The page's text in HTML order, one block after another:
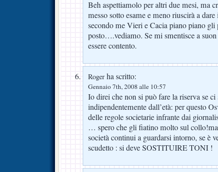
Beh aspettiamolo per altri due mesi, ma
messo sotto esame e meno riuscirà a
secondo me Vieri e Cacia piano piano gli
posto….vediamo. Se mi smentisce a
essere contento.
Roger ha scritto:
Gennaio 7th, 2008 alle 10:57
Io direi che non si può fare la riserva se ci
indipendentemente dall’età: per questo
delle regole societarie infrante dai
… spero che gli fiatino molto sul
società continui a guardarsi intorno, se
scudetto : si deve SOSTITUIRE TONI !